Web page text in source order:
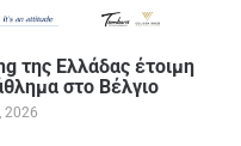
της Ελλάδας έτοιμη
στο Βέλγιο
2026